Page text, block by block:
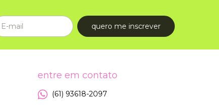
entre em contato
(61) 93618-2097